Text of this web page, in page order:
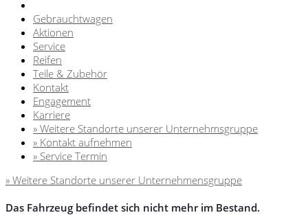
Gebrauchtwagen
Aktionen
Service
Reifen
Teile & Zubehör
Kontakt
Engagement
Karriere
» Weitere Standorte unserer Unternehmsgruppe
» Kontakt aufnehmen
» Service Termin
» Weitere Standorte unserer Unternehmensgruppe
Das Fahrzeug befindet sich nicht mehr im Bestand.